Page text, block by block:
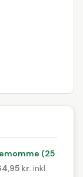
(25
kr. inkl.